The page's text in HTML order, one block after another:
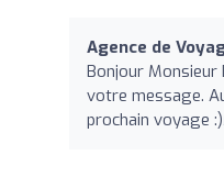
Agence de
Bonjour Monsieur
votre message.
prochain voyage